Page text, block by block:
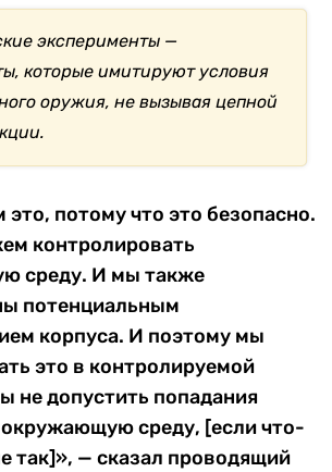
эксперименты —
которые имитируют условия
оружия, не вызывая цепной
потому что это безопасно.
контролировать
среду. И мы также
потенциальным
корпуса. И поэтому мы
это в контролируемой
не допустить попадания
окружающую среду, [если что-
так]», — сказал проводящий